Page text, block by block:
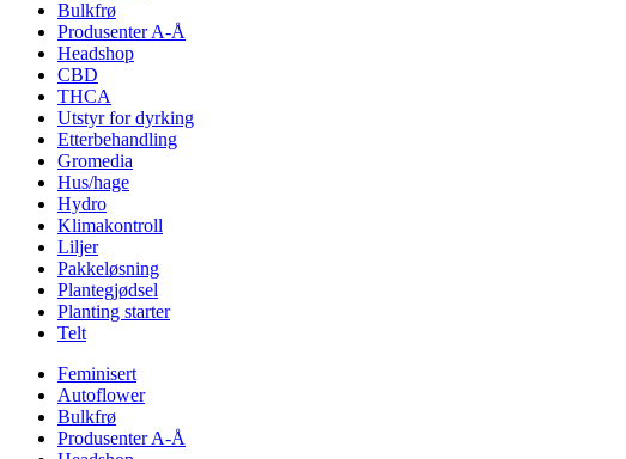
Bulkfrø
Produsenter A-Å
Headshop
CBD
THCA
Utstyr for dyrking
Etterbehandling
Gromedia
Hus/hage
Hydro
Klimakontroll
Liljer
Pakkeløsning
Plantegjødsel
Planting starter
Telt
Feminisert
Autoflower
Bulkfrø
Produsenter A-Å